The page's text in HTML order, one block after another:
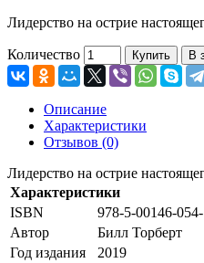
Лидерство на острие
Количество Купить В
Описание
Характеристики
Отзывов (0)
Лидерство на острие
Характеристики
ISBN
978-5-00146-054-
Автор
Билл Торберт
Год издания
2019